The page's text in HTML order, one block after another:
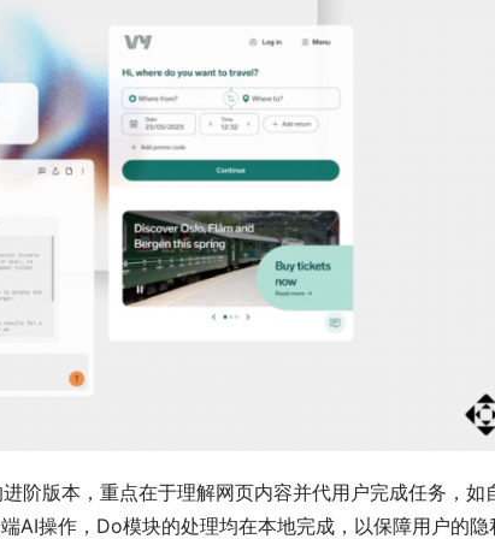
阶版本，重点在于理解网页内容并代用户完成任务，如
AI操作，Do模块的处理均在本地完成，以保障用户的隐